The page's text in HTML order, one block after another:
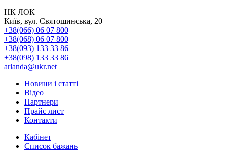
НК ЛОК
Київ, вул. Святошинська, 20
+38(066) 06 07 800
+38(068) 06 07 800
+38(093) 133 33 86
+38(098) 133 33 86
arlanda@ukr.net
Новини і статті
Відео
Партнери
Прайс лист
Контакти
Кабінет
Список бажань